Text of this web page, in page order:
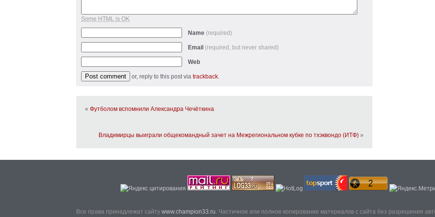
Some HTML is OK
Name (required)
Email (required, but never shared)
Web
or, reply to this post via trackback.
« Футболом вспомнили Александра Чечёткина
Владимирцы выиграли общекомандный зачет на Межрегиональном кубке по тхэквондо (ИТФ) »
Все права принадлежат сайту www.champion33.ru. Частичное или полное копирование материалов с сайта без разрешения